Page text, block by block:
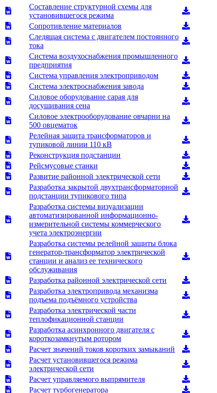
Составление структурной схемы для
установившегося режима
Сопротивление материалов
Следящая система с двигателем постоянного
тока
Система воздухоснабжения промышленного
предприятия
Система управления электроприводом
Система электроснабжения завода
Силовое оборудование сарая для
досушивания сена
Силовое электрооборудование овчарни на
500 овцематок
Релейная защита трансформаторов и
тупиковой линии 110 кВ
Реконструкция подстанции
Рейсмусовые станки
Развитие районной электрической сети
Разработка закрытой двухтрансформаторной
подстанции тупикового типа
Разработка системы визуализации
автоматизированной информационно-
измерительной системы коммерческого
учета электроэнергии
Разработка системы релейной защиты блока
генератор-трансформатор электрической
станции и анализ ее технического
обслуживания
Разработка районной электрической сети
Разработка электропривода механизма
подъема подъёмного устройства
Разработка электрической части
теплофикационной станции
Разработка асинхронного двигателя с
короткозамкнутым ротором
Расчет значений токов коротких замыканий
Расчет установившегося режима
электрической сети
Расчет управляемого выпрямителя
Расчет турбогенератора